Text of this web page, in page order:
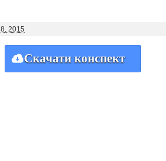
2015
Скачати конспект